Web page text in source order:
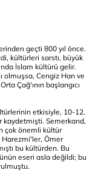
geçti 800 yıl önce.
kültürleri sarstı, büyük
İslam kültürü gelir.
olmuşsa, Cengiz Han ve
Çağ'ının başlangıcı
etkisiyle, 10-12.
kaydetmişti. Semerkand,
çok önemli kültür
Ömer
bu kültürden. Bu
eseri asla değildi; bu